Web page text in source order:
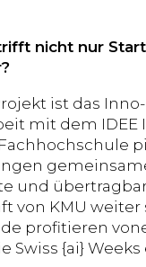
nicht nur
ist das
mit dem IDEE
und
von KMU
profitieren
Swiss {ai}